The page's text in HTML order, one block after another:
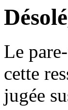
Le
cette
jugée